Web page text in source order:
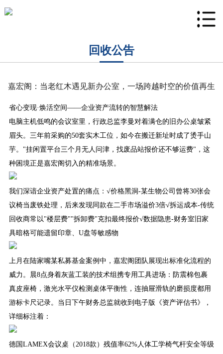
回收公告
嘉宏阁：当老红木遇见新办公室，一场跨越时空的价值再生
省心变现·焕活空间——企业资产流转的智慧解法
电脑主机低鸣的会议室里，行政总监李曼对着满仓的旧办公桌皱紧
眉头。三年前采购的50套实木工位，如今在搬迁新址时成了烫手山
芋。"挂闲置平台三个月无人问津，找废品站报价还不够运费"，这
种困境正是嘉宏阁切入的精准场景。
我们深谙企业资产处置的痛点：√价格黑洞-某生物公司曾将30张会
议椅当废铁处理，后来发现同款在二手市场溢价3倍√拆运成本-传统
回收商常以"楼层费""拆卸费"克扣最终报价√数据隐患-财务室旧家
具暗格可能遗留印章、U盘等敏感物
上月在陆家嘴某私募基金案例中，嘉宏阁团队展现出标准化流程的
威力。晨8点身着灰蓝工装的技术组携专用工具进场：防震棉包裹
真皮座椅，激光水平仪检测桌体平衡性，连抽屉滑轨的磨损度都用
游标卡尺记录。当日下午财务总监就收到电子版《资产评估书》，
详细标注着：
德国LAMEX会议桌（2018款）残值率62%人体工学椅气杆安全等级